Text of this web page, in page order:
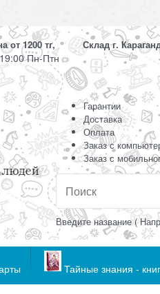
от 1200 тг, Склад г.
Пн-Птн
Гарантии
Доставка
Оплата
Заказ с
Заказ с
Введите название (
Тайные знания -